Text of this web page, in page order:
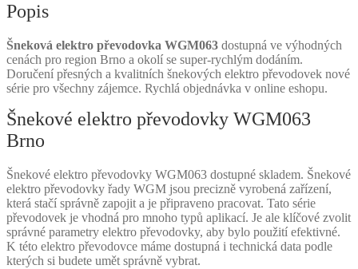
Popis
Šneková elektro převodovka WGM063 dostupná ve výhodných
cenách pro region Brno a okolí se super-rychlým dodáním.
Doručení přesných a kvalitních šnekových elektro převodovek nové
série pro všechny zájemce. Rychlá objednávka v online eshopu.
Šnekové elektro převodovky WGM063
Brno
Šnekové elektro převodovky WGM063 dostupné skladem. Šnekové
elektro převodovky řady WGM jsou precizně vyrobená zařízení,
která stačí správně zapojit a je připraveno pracovat. Tato série
převodovek je vhodná pro mnoho typů aplikací. Je ale klíčové zvolit
správné parametry elektro převodovky, aby bylo použití efektivné.
K této elektro převodovce máme dostupná i technická data podle
kterých si budete umět správně vybrat.